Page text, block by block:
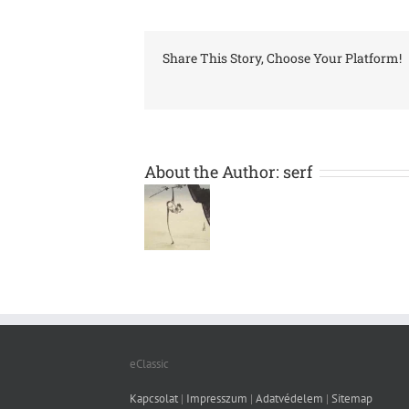
Share This Story, Choose Your Platform!
About the Author: serf
eClassic
Kapcsolat | Impresszum |Adatvédelem |Sitemap